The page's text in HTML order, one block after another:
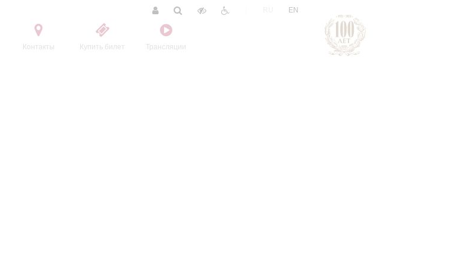
Контакты Купить билет Трансляции
EN